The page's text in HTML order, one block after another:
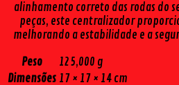
alinhamento correto das rodas do
peças, este centralizador
melhorando a estabilidade e a
Peso
125,000 g
Dimensões 17 × 17 × 14 cm